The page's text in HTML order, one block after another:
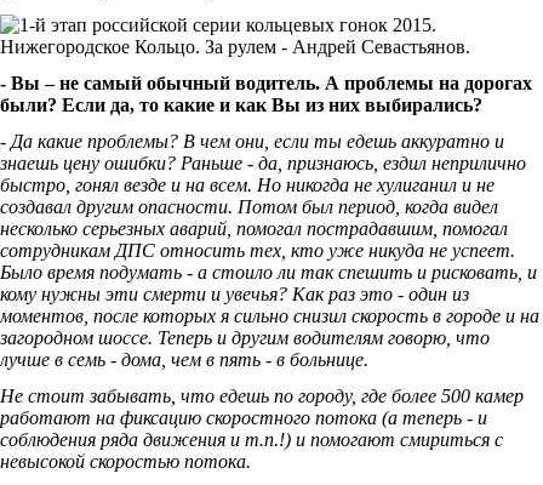
- Вы – не самый обычный водитель. А проблемы на дорогах
были? Если да, то какие и как Вы из них выбирались?
- Да какие проблемы? В чем они, если ты едешь аккуратно и
знаешь цену ошибки? Раньше - да, признаюсь, ездил неприлично
быстро, гонял везде и на всем. Но никогда не хулиганил и не
создавал другим опасности. Потом был период, когда видел
несколько серьезных аварий, помогал пострадавшим, помогал
сотрудникам ДПС относить тех, кто уже никуда не успеет.
Было время подумать - а стоило ли так спешить и рисковать, и
кому нужны эти смерти и увечья? Как раз это - один из
моментов, после которых я сильно снизил скорость в городе и на
загородном шоссе. Теперь и другим водителям говорю, что
лучше в семь - дома, чем в пять - в больнице.
Не стоит забывать, что едешь по городу, где более 500 камер
работают на фиксацию скоростного потока (а теперь - и
соблюдения ряда движения и т.п.!) и помогают смириться с
невысокой скоростью потока.